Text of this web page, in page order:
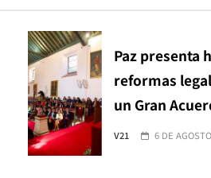
Paz presenta
reformas
un Gran
V21 6 DE